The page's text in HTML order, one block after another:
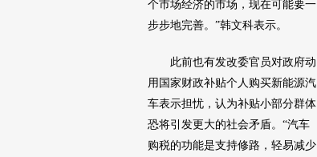
个市场经济的市场，现在可能要一
步步地完善。”韩文科表示。
此前也有发改委官员对政府动
用国家财政补贴个人购买新能源汽
车表示担忧，认为补贴小部分群体
恐将引发更大的社会矛盾。“汽车
购税的功能是支持修路，轻易减少